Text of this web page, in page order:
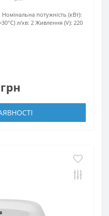
Номінальна потужність (кВт):
л/хв: 2 Живлення (V): 220